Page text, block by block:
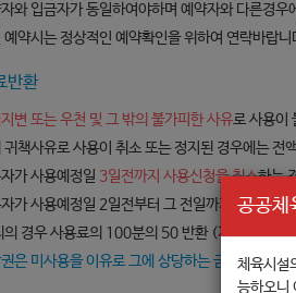
공공체
체육시설
능하오니
와 입금자가 동일하여야하며 예약자와 다른경우
예약시는 정상적인 예약확인을 위하여 연락바랍니
반환
변 또는 우천 및 그 밖의 불가피한 사유로 사용이
귀책사유로 사용이 취소 또는 정지된 경우에는 전
가 사용예정일 3일전까지 사용신청을 취소하는
가 사용예정일 2일전부터 그 전일까지 사용신
의 경우 사용료의 100분의 50 반환 (개정
은 미사용을 이유로 그에 상당하는 금액을 반환